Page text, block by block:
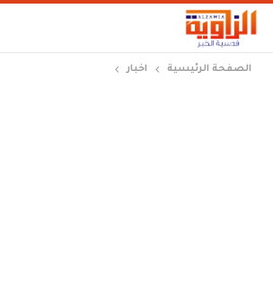
الصفحة الرئيسية اخبار